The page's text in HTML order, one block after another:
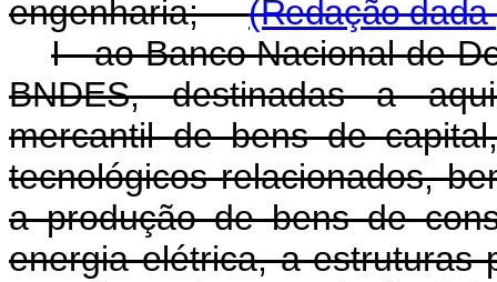
engenharia;
(Redação
I - ao Banco Nacional de
BNDES, destinadas a
mercantil de bens de
tecnológicos relacionados,
a produção de bens de
energia elétrica, a estruturas